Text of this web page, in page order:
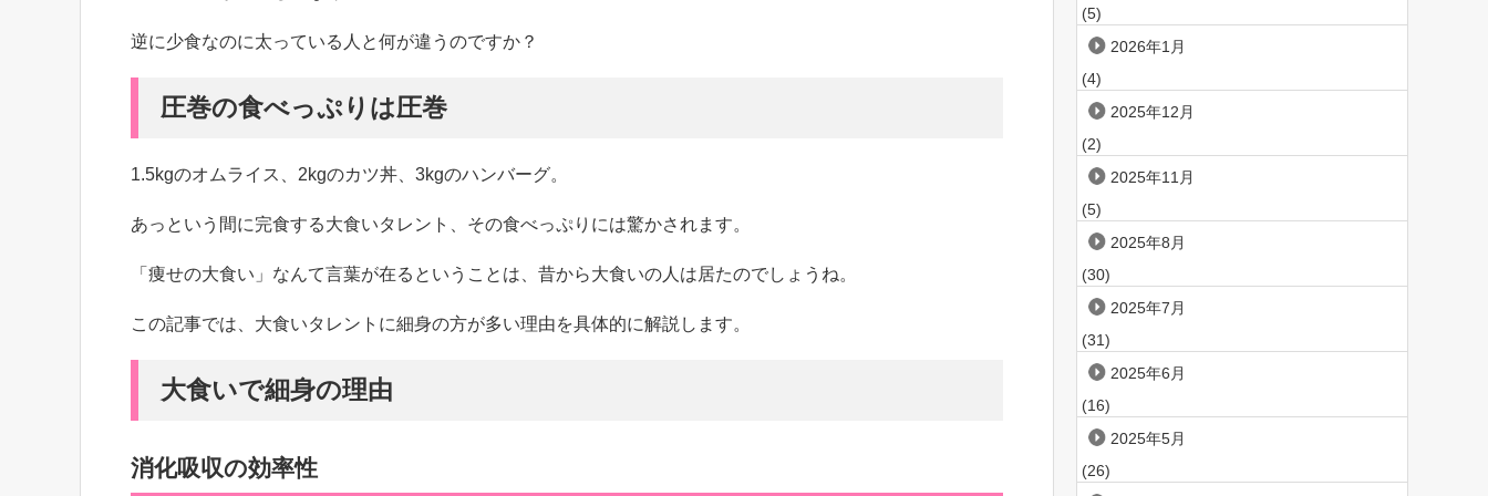
逆に少食なのに太っている人と何が違うのですか？
圧巻の食べっぷりは圧巻
1.5kgのオムライス、2kgのカツ丼、3kgのハンバーグ。
あっという間に完食する大食いタレント、その食べっぷりには驚かされます。
「痩せの大食い」なんて言葉が在るということは、昔から大食いの人は居たのでしょうね。
この記事では、大食いタレントに細身の方が多い理由を具体的に解説します。
大食いで細身の理由
消化吸収の効率性
(5)
2026年1月
(4)
2025年12月
(2)
2025年11月
(5)
2025年8月
(30)
2025年7月
(31)
2025年6月
(16)
2025年5月
(26)